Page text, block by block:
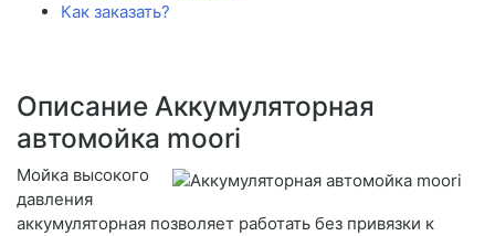
Как заказать?
Описание Аккумуляторная
автомойка moori
Мойка высокого
давления
аккумуляторная позволяет работать без привязки к